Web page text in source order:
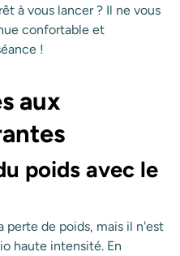
à vous lancer ? Il ne vous
confortable et
!
aux
poids avec le
perte de poids, mais il n'est
haute intensité. En